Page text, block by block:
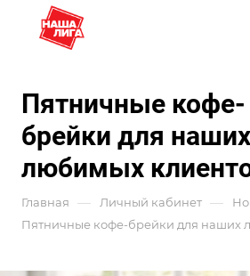
Пятничные кофе-
брейки для наших
любимых
Главная — Личный кабинет —
Пятничные кофе-брейки для наших